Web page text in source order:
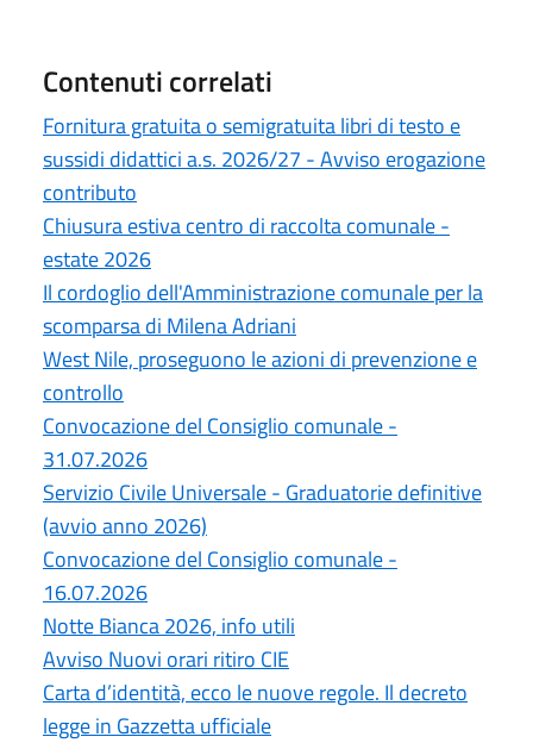
Contenuti correlati
Fornitura gratuita o semigratuita libri di testo e
sussidi didattici a.s. 2026/27 - Avviso erogazione
contributo
Chiusura estiva centro di raccolta comunale -
estate 2026
Il cordoglio dell'Amministrazione comunale per la
scomparsa di Milena Adriani
West Nile, proseguono le azioni di prevenzione e
controllo
Convocazione del Consiglio comunale -
31.07.2026
Servizio Civile Universale - Graduatorie definitive
(avvio anno 2026)
Convocazione del Consiglio comunale -
16.07.2026
Notte Bianca 2026, info utili
Avviso Nuovi orari ritiro CIE
Carta d’identità, ecco le nuove regole. Il decreto
legge in Gazzetta ufficiale